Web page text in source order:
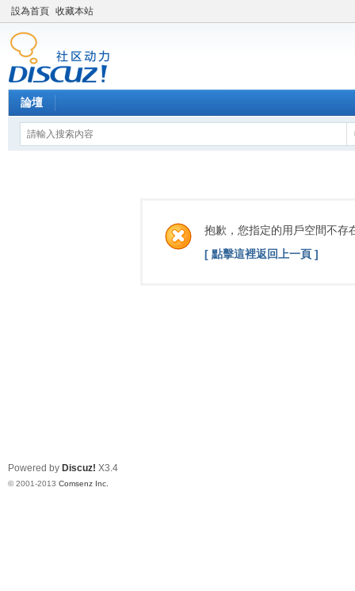
設為首頁 收藏本站
論壇
抱歉，您指定的用戶空間不存
[ 點擊這裡返回上一頁 ]
Powered by Discuz! X3.4
© 2001-2013 Comsenz Inc.